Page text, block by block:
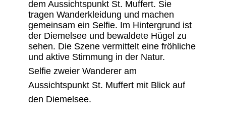
Selfie zweier Wanderer am
Aussichtspunkt St. Muffert mit Blick auf
den Diemelsee.